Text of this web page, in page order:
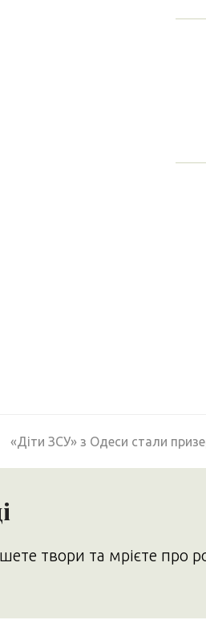
next
«Діти ЗСУ» з Одеси стали
твори та мрієте про